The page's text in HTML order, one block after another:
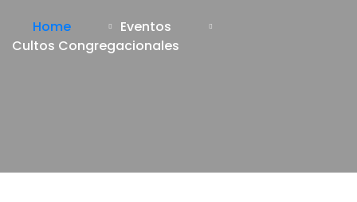
Home
Eventos
Cultos Congregacionales